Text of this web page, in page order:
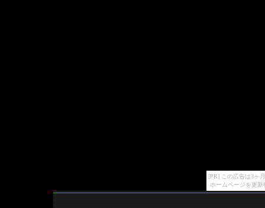
[PR] この広告は3ヶ
ホームページを更